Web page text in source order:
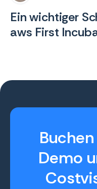
Ein wichtiger
aws First
Demo